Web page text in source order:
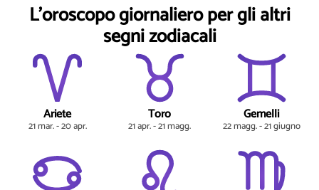
L'oroscopo giornaliero per gli altri
segni zodiacali
Ariete
21 mar. - 20 apr.
Toro
21 apr. - 21 magg.
Gemelli
22 magg. - 21 giugno